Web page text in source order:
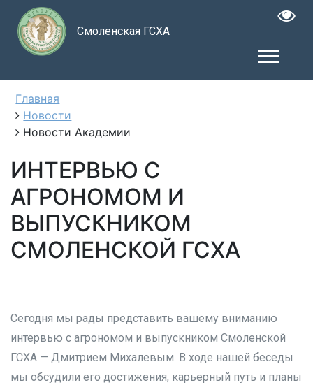
Смоленская ГСХА
Главная
Новости
Новости Академии
ИНТЕРВЬЮ С
АГРОНОМОМ И
ВЫПУСКНИКОМ
СМОЛЕНСКОЙ ГСХА
Сегодня мы рады представить вашему вниманию
интервью с агрономом и выпускником Смоленской
ГСХА — Дмитрием Михалевым. В ходе нашей беседы
мы обсудили его достижения, карьерный путь и планы